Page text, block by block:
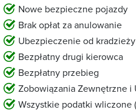
Nowe bezpieczne pojazdy
Brak opłat za anulowanie
Ubezpieczenie od
Bezpłatny drugi kierowca
Bezpłatny przebieg
Zobowiązania Zewnętrzne
Wszystkie podatki wliczone